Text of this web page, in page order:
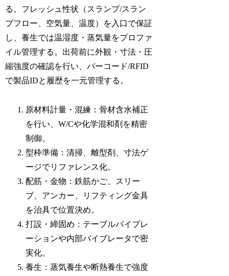
る。フレッシュ性状（スランプ/スラン
プフロー、空気量、温度）を入口で保証
し、養生では温湿度・蒸気量をプロファ
イル管理する。出荷前に外観・寸法・圧
縮強度の確認を行い、バーコード/RFID
で製品IDと履歴を一元管理する。
原材料計量・混練：骨材含水補正
を行い、W/Cや化学混和剤を精密
制御。
型枠準備：清掃、離型剤、寸法ゲ
ージでリファレンス化。
配筋・金物：鉄筋かご、スリー
ブ、アンカー、リフティング金具
を治具で位置決め。
打設・締固め：テーブルバイブレ
ーションや内部バイブレータで密
実化。
養生：蒸気養生や断熱養生で強度